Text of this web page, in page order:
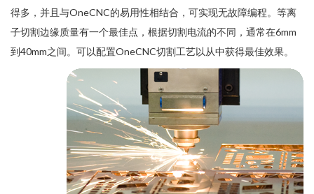
得多，并且与OneCNC的易用性相结合，可实现无故障编程。等离
子切割边缘质量有一个最佳点，根据切割电流的不同，通常在6mm
到40mm之间。可以配置OneCNC切割工艺以从中获得最佳效果。